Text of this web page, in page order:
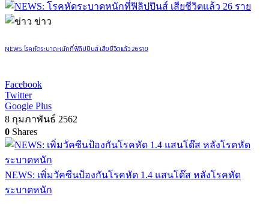
ข่าว
NEWS: โรคหัดระบาดหนักที่ฟิลิปปินส์ เสียชีวิตแล้ว 26 ราย
Facebook
Twitter
Google Plus
8 กุมภาพันธ์ 2562
0 Shares
NEWS: เพิ่มวัคซีนป้องกันโรคหัด 1.4 แสนโด๊ส หลังโรคหัด
ระบาดหนัก